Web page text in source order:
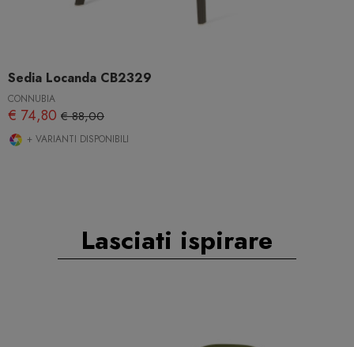
Sedia Locanda CB2329
CONNUBIA
€ 74,80 € 88,00
+ VARIANTI DISPONIBILI
Lasciati ispirare